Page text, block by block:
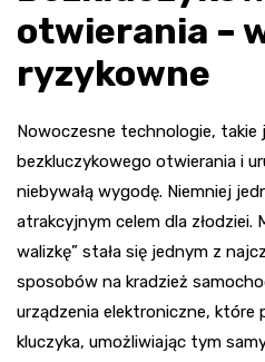
otwierania –
ryzykowne
Nowoczesne technologie, takie
bezkluczykowego otwierania i
niebywałą wygodę. Niemniej
atrakcyjnym celem dla złodziei.
walizkę” stała się jednym z
sposobów na kradzież
urządzenia elektroniczne, które
kluczyka, umożliwiając tym